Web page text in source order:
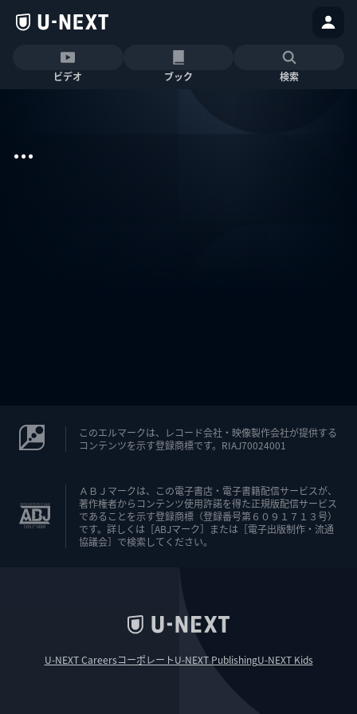
ビデオ ブック 検索
...
このエルマークは、レコード会社・映像製作会社が提供する
コンテンツを示す登録商標です。RIAJ70024001
ＡＢＪマークは、この電子書店・電子書籍配信サービスが、
著作権者からコンテンツ使用許諾を得た正規版配信サービス
であることを示す登録商標（登録番号第６０９１７１３号）
です。詳しくは［ABJマーク］または［電子出版制作・流通
協議会］で検索してください。
U-NEXT CareersコーポレートU-NEXT PublishingU-NEXT Kids